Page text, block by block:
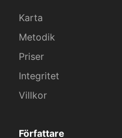
Karta
Metodik
Priser
Integritet
Villkor
Författare